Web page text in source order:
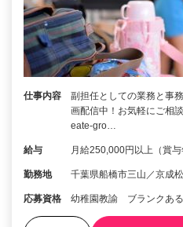
仕事内容
副担任としての業務と事
画配信中！お気軽にご相
eate-gro…
給与 月給250,000円以上（賞与
勤務地 千葉県船橋市三山／京成
応募資格 幼稚園教諭 ブランクあ